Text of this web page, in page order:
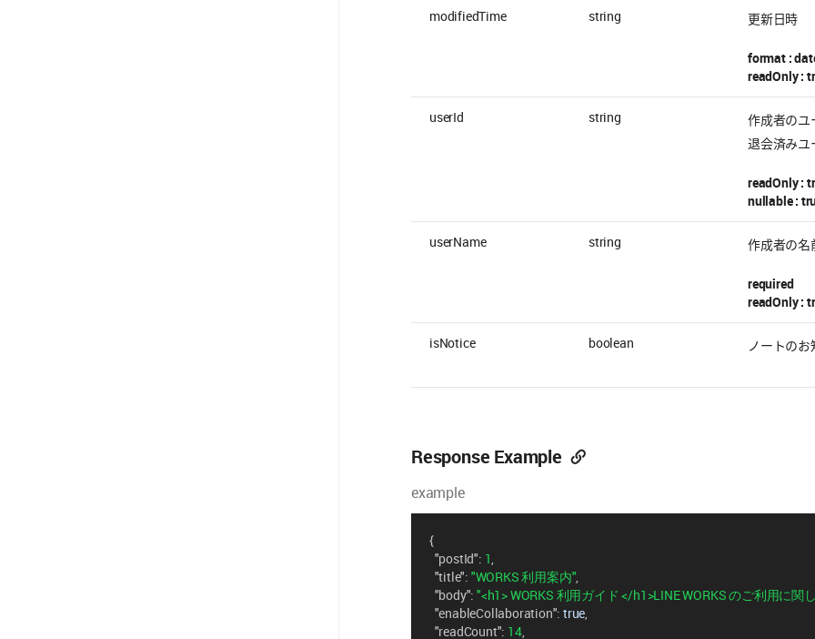
modifiedTime string 更新日時
format :
readOnly :
userId string
作成者のユ
退会済みユ
readOnly :
nullable :
userName string 作成者の名
required
readOnly :
isNotice boolean ノートのお
Response Example
example
{
"postId": 1
"title": "WORKS 利用案内"
"body": "<h1> WORKS 利用ガイド </h1>LINE WORKS のご利用に
"enableCollaboration": true
"readCount": 14,